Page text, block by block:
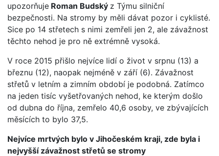
upozorňuje Roman Budský z Týmu silniční
bezpečnosti. Na stromy by měli dávat pozor i cyklisté.
Sice po 14 střetech s nimi zemřeli jen 2, ale závažnost
těchto nehod je pro ně extrémně vysoká.
V roce 2015 přišlo nejvíce lidí o život v srpnu (13) a
březnu (12), naopak nejméně v září (6). Závažnost
střetů v letním a zimním období je podobná. Zatímco
na jeden tisíc vyšetřovaných nehod, ke kterým došlo
od dubna do října, zemřelo 40,6 osoby, ve zbývajících
měsících to bylo 37,5.
Nejvíce mrtvých bylo v Jihočeském kraji, zde byla i
nejvyšší závažnost střetů se stromy